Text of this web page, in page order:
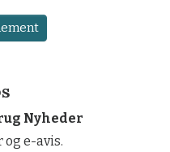
Nyheder
og e-avis.